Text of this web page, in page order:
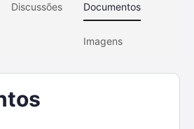
Discussões Documentos
Imagens